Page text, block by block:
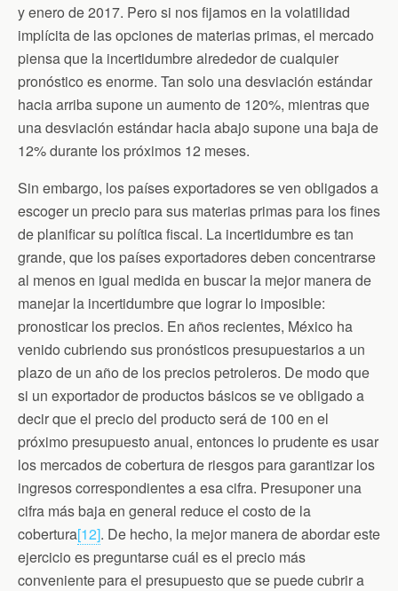
y enero de 2017. Pero si nos fijamos en la volatilidad
implícita de las opciones de materias primas, el mercado
piensa que la incertidumbre alrededor de cualquier
pronóstico es enorme. Tan solo una desviación estándar
hacia arriba supone un aumento de 120%, mientras que
una desviación estándar hacia abajo supone una baja de
12% durante los próximos 12 meses.
Sin embargo, los países exportadores se ven obligados a
escoger un precio para sus materias primas para los fines
de planificar su política fiscal. La incertidumbre es tan
grande, que los países exportadores deben concentrarse
al menos en igual medida en buscar la mejor manera de
manejar la incertidumbre que lograr lo imposible:
pronosticar los precios. En años recientes, México ha
venido cubriendo sus pronósticos presupuestarios a un
plazo de un año de los precios petroleros. De modo que
si un exportador de productos básicos se ve obligado a
decir que el precio del producto será de 100 en el
próximo presupuesto anual, entonces lo prudente es usar
los mercados de cobertura de riesgos para garantizar los
ingresos correspondientes a esa cifra. Presuponer una
cifra más baja en general reduce el costo de la
cobertura[12]. De hecho, la mejor manera de abordar este
ejercicio es preguntarse cuál es el precio más
conveniente para el presupuesto que se puede cubrir a